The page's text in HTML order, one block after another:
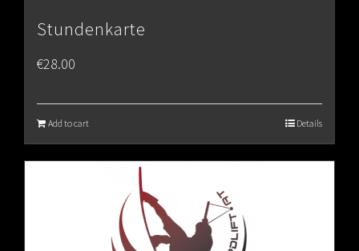
Stundenkarte
€28.00
Add to cart Details